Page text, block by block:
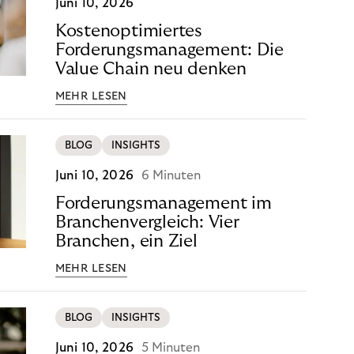
Juni 10, 2026
Kostenoptimiertes
Forderungsmanagement: Die
Value Chain neu denken
MEHR LESEN
BLOG INSIGHTS
Juni 10, 2026 6 Minuten
Forderungsmanagement im
Branchenvergleich: Vier
Branchen, ein Ziel
MEHR LESEN
BLOG INSIGHTS
Juni 10, 2026 5 Minuten